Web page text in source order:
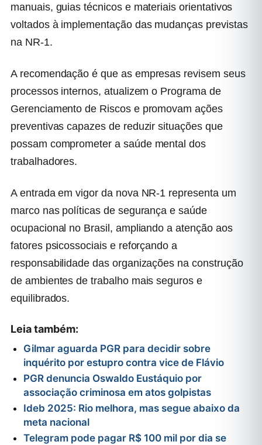
manuais, guias técnicos e materiais orientativos
voltados à implementação das mudanças previstas
na NR-1.
A recomendação é que as empresas revisem seus
processos internos, atualizem o Programa de
Gerenciamento de Riscos e promovam ações
preventivas capazes de reduzir situações que
possam comprometer a saúde mental dos
trabalhadores.
A entrada em vigor da nova NR-1 representa um
marco nas políticas de segurança e saúde
ocupacional no Brasil, ampliando a atenção aos
fatores psicossociais e reforçando a
responsabilidade das organizações na construção
de ambientes de trabalho mais seguros e
equilibrados.
Leia também:
Gilmar aguarda PGR para decidir sobre
inquérito por estupro contra vice de Flávio
PGR denuncia Oswaldo Eustáquio por
associação criminosa em atos golpistas
Ideb 2025: Rio melhora, mas segue abaixo da
meta nacional
Telegram pode pagar R$ 100 mil por dia se